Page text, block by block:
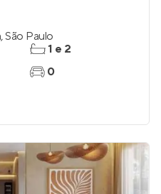
,São Paulo
1 e 2
0